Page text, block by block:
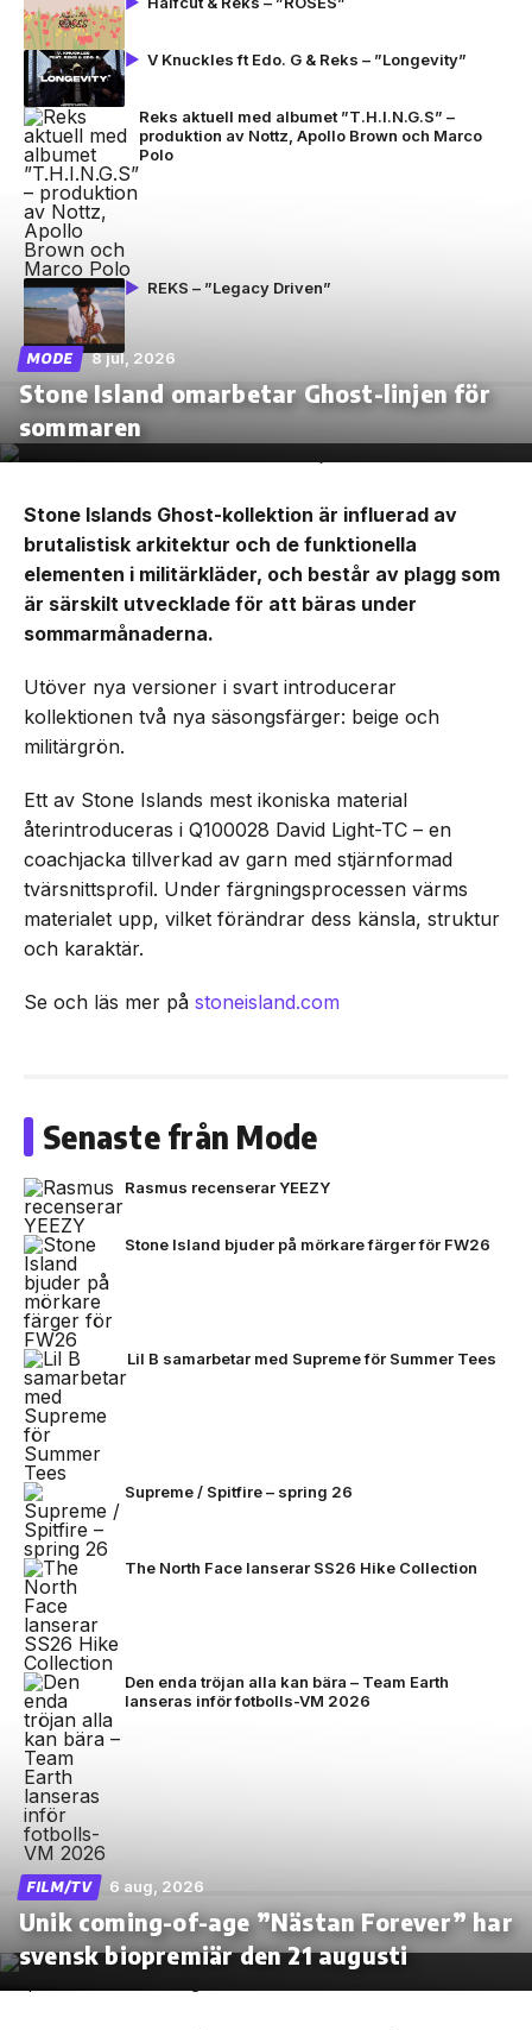
V Knuckles ft Edo. G & Reks – ”Longevity”
Reks aktuell med albumet ”T.H.I.N.G.S” –
produktion av Nottz, Apollo Brown och Marco
Polo
REKS – ”Legacy Driven”
MODE 8 jul, 2026
Stone Island omarbetar Ghost-linjen för
sommaren
Stone Islands Ghost-kollektion är influerad av
brutalistisk arkitektur och de funktionella
elementen i militärkläder, och består av plagg som
är särskilt utvecklade för att bäras under
sommarmånaderna.
Utöver nya versioner i svart introducerar
kollektionen två nya säsongsfärger: beige och
militärgrön.
Ett av Stone Islands mest ikoniska material
återintroduceras i Q100028 David Light-TC – en
coachjacka tillverkad av garn med stjärnformad
tvärsnittsprofil. Under färgningsprocessen värms
materialet upp, vilket förändrar dess känsla, struktur
och karaktär.
Se och läs mer på stoneisland.com
Senaste från Mode
Rasmus recenserar YEEZY
Stone Island bjuder på mörkare färger för FW26
Lil B samarbetar med Supreme för Summer Tees
Supreme / Spitfire – spring 26
The North Face lanserar SS26 Hike Collection
Den enda tröjan alla kan bära – Team Earth
lanseras inför fotbolls-VM 2026
FILM/TV 6 aug, 2026
Unik coming-of-age ”Nästan Forever” har
svensk biopremiär den 21 augusti